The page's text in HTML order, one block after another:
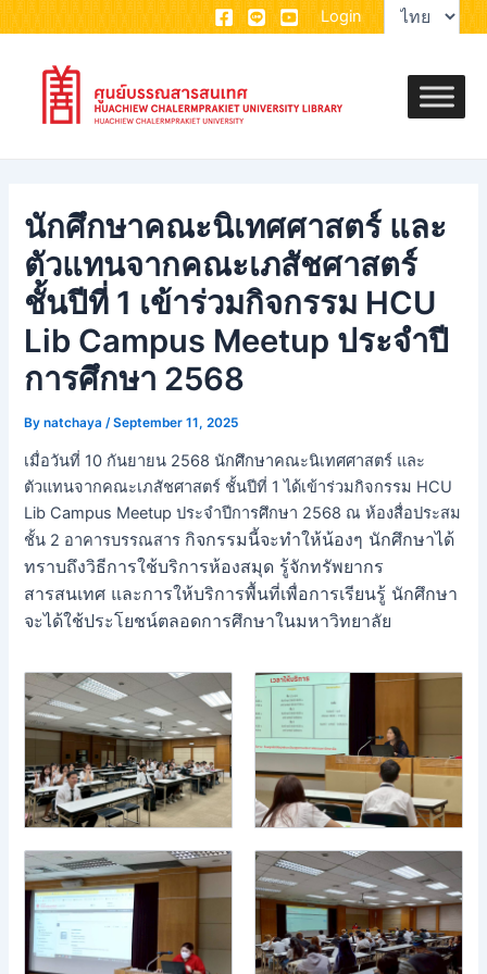
Skip
to
content
Login
Choose
a
นักศึกษาคณะนิเทศศาสตร์ และ
ตัวแทนจากคณะเภสัชศาสตร์
ชั้นปีที่ 1 เข้าร่วมกิจกรรม HCU
Lib Campus Meetup ประจำปี
การศึกษา 2568
Bynatchaya/September 11, 2025
เมื่อวันที่ 10 กันยายน 2568 นักศึกษาคณะนิเทศศาสตร์ และ
ตัวแทนจากคณะเภสัชศาสตร์ ชั้นปีที่ 1 ได้เข้าร่วมกิจกรรม HCU
Lib Campus Meetup ประจำปีการศึกษา 2568 ณ ห้องสื่อประสม
ชั้น 2 อาคารบรรณสาร กิจกรรมนี้จะทำให้น้องๆ นักศึกษาได้
ทราบถึงวิธีการใช้บริการห้องสมุด รู้จักทรัพยากร
สารสนเทศ และการให้บริการพื้นที่เพื่อการเรียนรู้ นักศึกษา
จะได้ใช้ประโยชน์ตลอดการศึกษาในมหาวิทยาลัย
Post
navigation